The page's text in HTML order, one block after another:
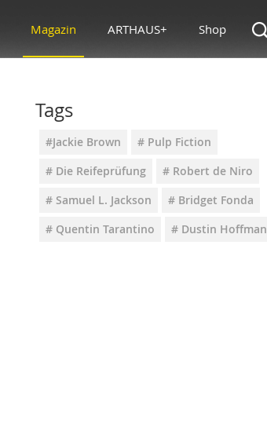
Magazin ARTHAUS+ Shop
Tags
#Jackie Brown
# Pulp Fiction
# Die Reifeprüfung
# Robert de Niro
# Samuel L. Jackson
# Bridget Fonda
# Quentin Tarantino
# Dustin Hoffman